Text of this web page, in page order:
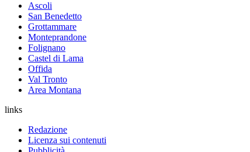
Ascoli
San Benedetto
Grottammare
Monteprandone
Folignano
Castel di Lama
Offida
Val Tronto
Area Montana
links
Redazione
Licenza sui contenuti